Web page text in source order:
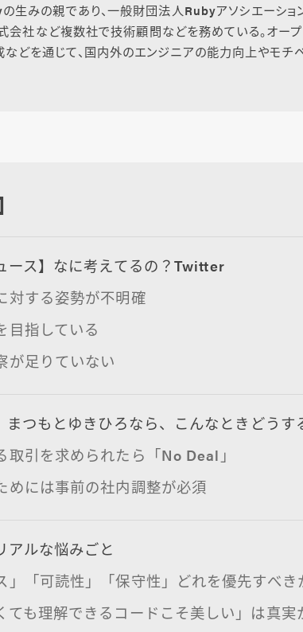
生みの親であり、一般財団法人Rubyアソシエーショ
社など複数社で技術顧問などを務めている。オープ
などを通じて、国内外のエンジニアの能力向上やモチ
ース】なに考えてるの？Twitter
対する姿勢が不明確
目指している
が足りていない
まつもとゆきひろなら、こんなときどうす
取引を求められたら「No Deal」
めには事前の社内調整が必須
アルな悩みごと
」「可読性」「保守性」どれを優先すべき
ても理解できるコードこそ美しい」は真実